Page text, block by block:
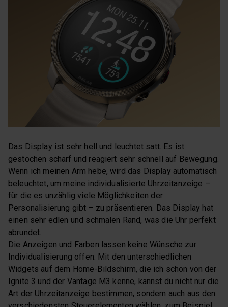
Das Display ist sehr hell und leuchtet satt. Es ist
gestochen scharf und reagiert sehr schnell auf Bewegung.
Wenn ich meinen Arm hebe, wird das Display automatisch
beleuchtet, um meine individualisierte Uhrzeitanzeige –
für die es unzählig viele Möglichkeiten der
Personalisierung gibt – zu präsentieren. Das Display hat
einen sehr edlen und schmalen Rand, was die Uhr perfekt
abrundet.
Die Anzeigen und Farben lassen keine Wünsche zur
Individualisierung offen. Mit den unterschiedlichen
Widgets auf dem Home-Bildschirm, die ich schon von der
Ignite 3 und der Vantage M3 kenne, kannst du nicht nur die
Art der Uhrzeitanzeige bestimmen, sondern auch aus den